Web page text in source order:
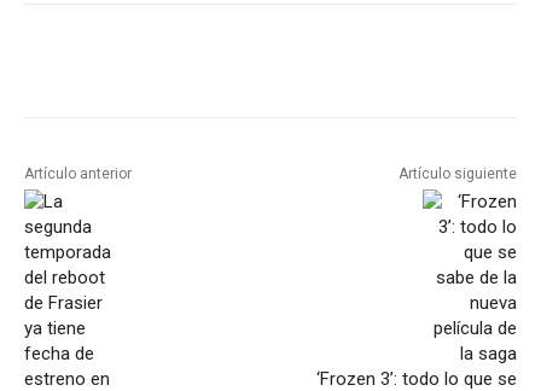
Artículo anterior Artículo siguiente
‘Frozen 3’: todo lo que se